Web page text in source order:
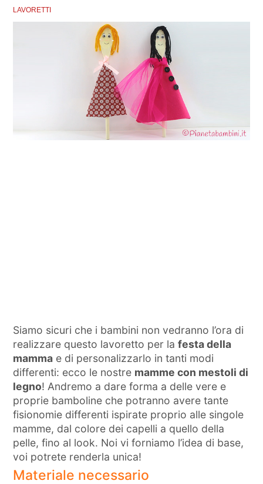
LAVORETTI
Siamo sicuri che i bambini non vedranno l’ora di
realizzare questo lavoretto per lafesta della
mamma e di personalizzarlo in tanti modi
differenti: ecco le nostre mamme con mestoli di
legno! Andremo a dare forma a delle vere e
proprie bamboline che potranno avere tante
fisionomie differenti ispirate proprio alle singole
mamme, dal colore dei capelli a quello della
pelle, fino al look. Noi vi forniamo l’idea di base,
voi potrete renderla unica!
Materiale necessario